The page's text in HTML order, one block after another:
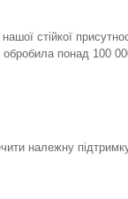
стійкої
понад 100
належну